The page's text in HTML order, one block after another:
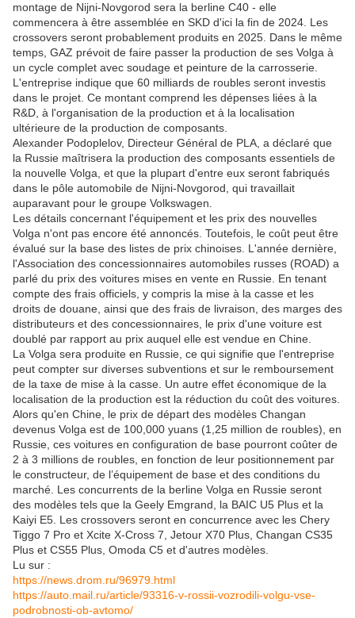
montage de Nijni-Novgorod sera la berline C40 - elle
commencera à être assemblée en SKD d'ici la fin de 2024. Les
crossovers seront probablement produits en 2025. Dans le même
temps, GAZ prévoit de faire passer la production de ses Volga à
un cycle complet avec soudage et peinture de la carrosserie.
L'entreprise indique que 60 milliards de roubles seront investis
dans le projet. Ce montant comprend les dépenses liées à la
R&D, à l'organisation de la production et à la localisation
ultérieure de la production de composants.
Alexander Podoplelov, Directeur Général de PLA, a déclaré que
la Russie maîtrisera la production des composants essentiels de
la nouvelle Volga, et que la plupart d'entre eux seront fabriqués
dans le pôle automobile de Nijni-Novgorod, qui travaillait
auparavant pour le groupe Volkswagen.
Les détails concernant l'équipement et les prix des nouvelles
Volga n'ont pas encore été annoncés. Toutefois, le coût peut être
évalué sur la base des listes de prix chinoises. L'année dernière,
l'Association des concessionnaires automobiles russes (ROAD) a
parlé du prix des voitures mises en vente en Russie. En tenant
compte des frais officiels, y compris la mise à la casse et les
droits de douane, ainsi que des frais de livraison, des marges des
distributeurs et des concessionnaires, le prix d'une voiture est
doublé par rapport au prix auquel elle est vendue en Chine.
La Volga sera produite en Russie, ce qui signifie que l'entreprise
peut compter sur diverses subventions et sur le remboursement
de la taxe de mise à la casse. Un autre effet économique de la
localisation de la production est la réduction du coût des voitures.
Alors qu'en Chine, le prix de départ des modèles Changan
devenus Volga est de 100,000 yuans (1,25 million de roubles), en
Russie, ces voitures en configuration de base pourront coûter de
2 à 3 millions de roubles, en fonction de leur positionnement par
le constructeur, de l’équipement de base et des conditions du
marché. Les concurrents de la berline Volga en Russie seront
des modèles tels que la Geely Emgrand, la BAIC U5 Plus et la
Kaiyi E5. Les crossovers seront en concurrence avec les Chery
Tiggo 7 Pro et Xcite X-Cross 7, Jetour X70 Plus, Changan CS35
Plus et CS55 Plus, Omoda C5 et d'autres modèles.
Lu sur :
https://news.drom.ru/96979.html
https://auto.mail.ru/article/93316-v-rossii-vozrodili-volgu-vse-
podrobnosti-ob-avtomo/